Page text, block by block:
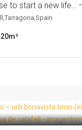
to start a new life…
m²